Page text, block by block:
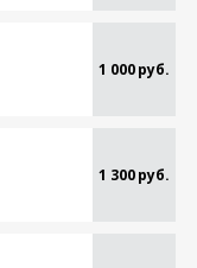
1 000 руб.
1 300 руб.